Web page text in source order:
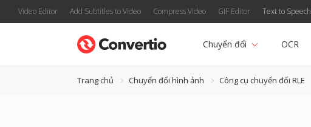
Video Editor Add Subtitles to Video Compress Video GIF Editor Text to Speech
Chuyển đổi OCR
Trang chủ Chuyển đổi hình ảnh Công cụ chuyển đổi RLE